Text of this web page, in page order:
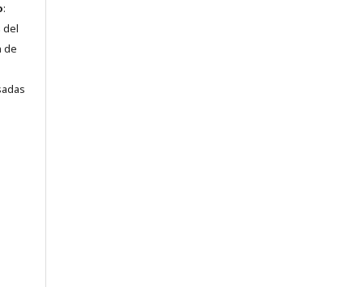
:
del
de